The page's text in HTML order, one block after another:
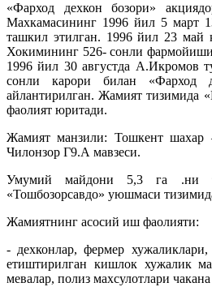
«Фарход дехкон бозори»
Махкамасининг 1996 йил 5 март
ташкил этилган. 1996 йил 23
Хокимининг 526- сонли фармойиши
1996 йил 30 августда А.Икромов
сонли карори билан «Фарход
айлантирилган. Жамият тизимида
фаолият юритади.
Жамият манзили: Тошкент шахар
Чилонзор Г9.А мавзеси.
Умумий майдони 5,3 га .ни
«Тошбозорсавдо» уюшмаси
Жамиятнинг асосий иш фаолияти:
- дехконлар, фермер хужаликлари,
етиштирилган кишлок хужалик
мевалар, полиз махсулотлари